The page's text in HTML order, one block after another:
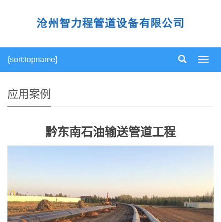
导
{sort:topname}
应用案例
黔东南石油输送管道工程